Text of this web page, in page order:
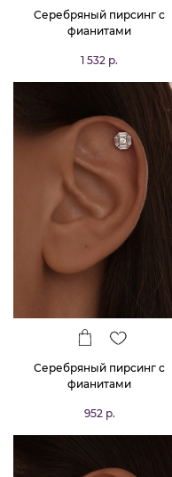
Серебряный пирсинг с
фианитами
1 532 р.
Серебряный пирсинг с
фианитами
952 р.